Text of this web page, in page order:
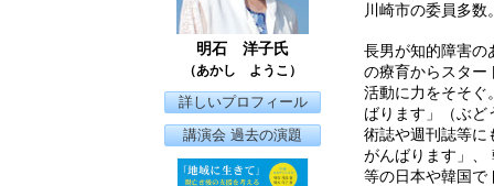
明石 洋子氏
（あかし ようこ）
詳しいプロフィール
講演会 過去の演題
川崎市の委員多
長男が知的障害の
の療育からスター
活動に力をそそ
ばります」（ぶど
術誌や週刊誌等に
がんばります」、
等の日本や韓国で